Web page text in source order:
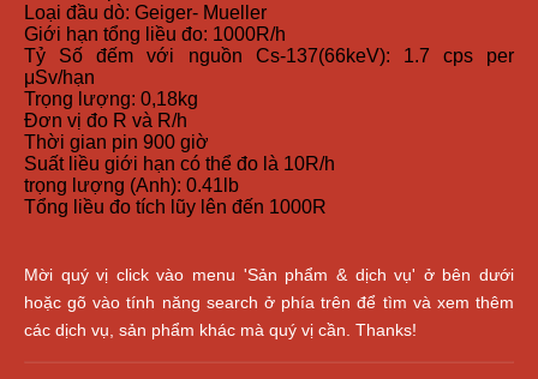
Loại đầu dò: Geiger- Mueller
Giới hạn tổng liều đo: 1000R/h
Tỷ Số đếm với nguồn Cs-137(66keV): 1.7 cps per
μSv/hạn
Trọng lượng: 0,18kg
Đơn vị đo R và R/h
Thời gian pin 900 giờ
Suất liều giới hạn có thể đo là 10R/h
trọng lượng (Anh): 0.41lb
Tổng liều đo tích lũy lên đến 1000R
Mời quý vị click vào menu 'Sản phẩm & dịch vụ' ở bên dưới
hoặc gõ vào tính năng search ở phía trên để tìm và xem thêm
các dịch vụ, sản phẩm khác mà quý vị cần. Thanks!